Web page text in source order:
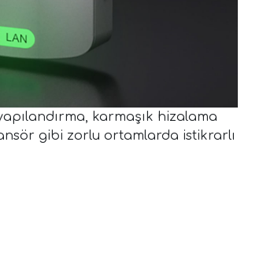
karmaşık hizalama
gibi zorlu ortamlarda istikrarlı